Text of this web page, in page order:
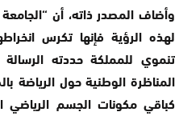
وأضاف المصدر ذاته، أن “الجامعة
لهذه الرؤية فإنها تكرس
تنموي للمملكة حددته
كباقي مكونات الجسم الرياضي